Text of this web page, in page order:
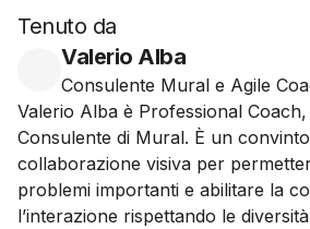
Tenuto da
Valerio Alba
Consulente Mural e Agile
Valerio Alba è Professional
Consulente di Mural. È un
collaborazione visiva per
problemi importanti e abilitare la
l’interazione rispettando le